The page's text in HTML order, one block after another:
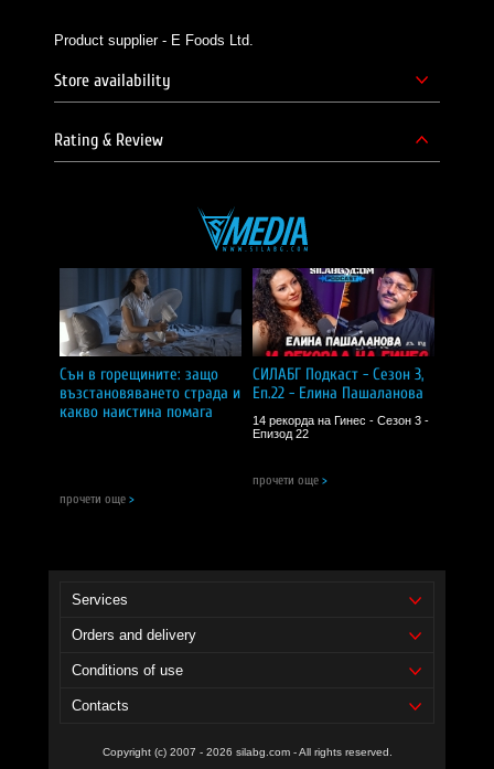
Product supplier - E Foods Ltd.
Store availability
Rating & Review
Сън в горещините: защо
възстановяването страда и
какво наистина помага
прочети още >
СИЛАБГ Подкаст - Сезон 3,
Еп.22 - Елина Пашаланова
14 рекорда на Гинес - Сезон 3 -
Епизод 22
прочети още >
Services
Orders and delivery
Conditions of use
Contacts
Copyright (c) 2007 - 2026 silabg.com - All rights reserved.